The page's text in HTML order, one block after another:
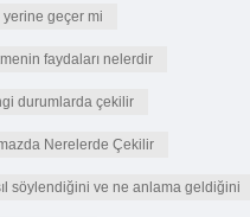
geçer mi
faydaları nelerdir
durumlarda çekilir
Nerelerde Çekilir
söylendiğini ve ne anlama geldiğini